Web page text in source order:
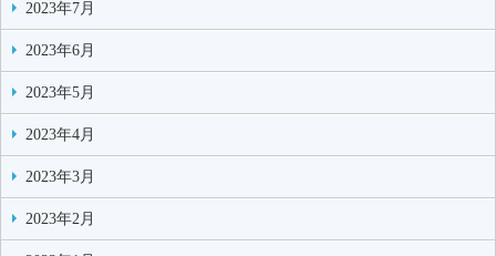
2023年7月
2023年6月
2023年5月
2023年4月
2023年3月
2023年2月